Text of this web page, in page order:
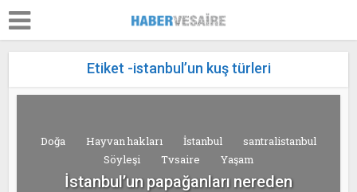
Etiket -istanbul’un kuş türleri
Doğa Hayvan hakları İstanbul
santralistanbul
Söyleşi
Tvsaire Yaşam
İstanbul’un papağanları nereden